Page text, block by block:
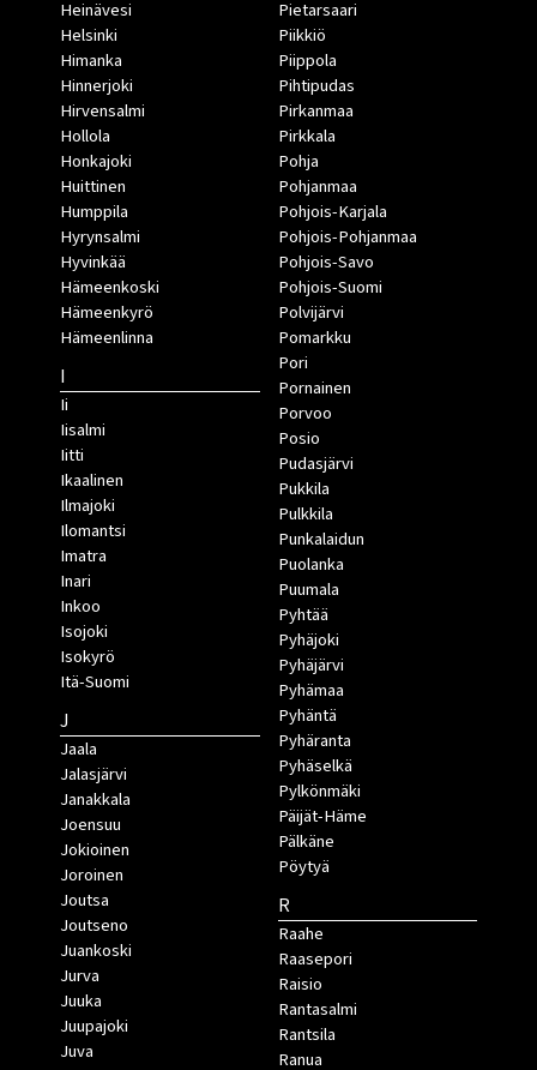
Heinävesi
Helsinki
Himanka
Hinnerjoki
Hirvensalmi
Hollola
Honkajoki
Huittinen
Humppila
Hyrynsalmi
Hyvinkää
Hämeenkoski
Hämeenkyrö
Hämeenlinna
I
Ii
Iisalmi
Iitti
Ikaalinen
Ilmajoki
Ilomantsi
Imatra
Inari
Inkoo
Isojoki
Isokyrö
Itä-Suomi
J
Jaala
Jalasjärvi
Janakkala
Joensuu
Jokioinen
Joroinen
Joutsa
Joutseno
Juankoski
Jurva
Juuka
Juupajoki
Juva
Pietarsaari
Piikkiö
Piippola
Pihtipudas
Pirkanmaa
Pirkkala
Pohja
Pohjanmaa
Pohjois-Karjala
Pohjois-Pohjanmaa
Pohjois-Savo
Pohjois-Suomi
Polvijärvi
Pomarkku
Pori
Pornainen
Porvoo
Posio
Pudasjärvi
Pukkila
Pulkkila
Punkalaidun
Puolanka
Puumala
Pyhtää
Pyhäjoki
Pyhäjärvi
Pyhämaa
Pyhäntä
Pyhäranta
Pyhäselkä
Pylkönmäki
Päijät-Häme
Pälkäne
Pöytyä
R
Raahe
Raasepori
Raisio
Rantasalmi
Rantsila
Ranua